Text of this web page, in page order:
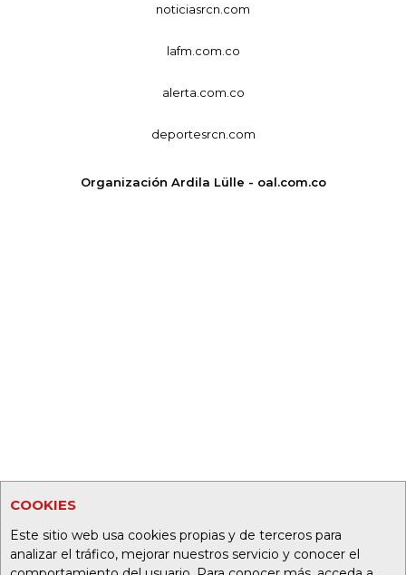
COOKIES
Este sitio web usa cookies propias y de terceros para
analizar el tráfico, mejorar nuestros servicio y conocer el
noticiasrcn.com
lafm.com.co
alerta.com.co
deportesrcn.com
Organización Ardila Lülle - oal.com.co